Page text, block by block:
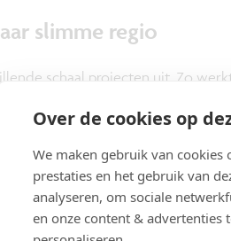
Over de cookies op
We maken gebruik van cookies
prestaties en het gebruik van
analyseren, om sociale
en onze content & advertenties
slimme regio
schaal projecten uit. Zo
slimme en veilige kruispunten
wanneer weggebruikers de
verkeerslichten te
Een geografisch
imec samen met een heel aantal
in heel Vlaanderen.